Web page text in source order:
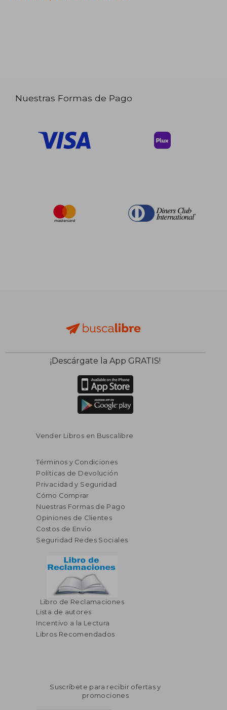
Nuestras Formas de Pago
¡Descárgate la App GRATIS!
Vender Libros en Buscalibre
Términos y Condiciones
Políticas de Devolución
Privacidad y Seguridad
Cómo Comprar
Nuestras Formas de Pago
Opiniones de Clientes
Costos de Envío
Seguridad Redes Sociales
Libro de Reclamaciones
Lista de autores
Incentivo a la Lectura
Libros Recomendados
Suscríbete para recibir ofertas y
promociones